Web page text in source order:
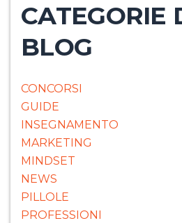
CATEGORIE
BLOG
CONCORSI
GUIDE
INSEGNAMENTO
MARKETING
MINDSET
NEWS
PILLOLE
PROFESSIONI